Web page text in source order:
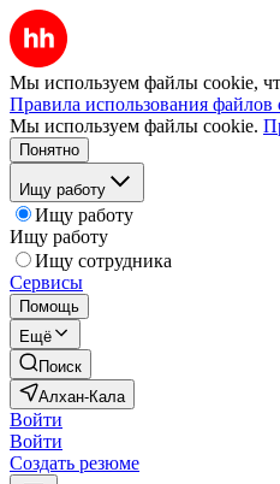
Мы используем файлы cookie,
Правила использования файлов
Мы используем файлы cookie.
Понятно
Ищу работу
Ищу работу
Ищу работу
Ищу сотрудника
Сервисы
Помощь
Ещё
Поиск
Алхан-Кала
Войти
Войти
Создать резюме